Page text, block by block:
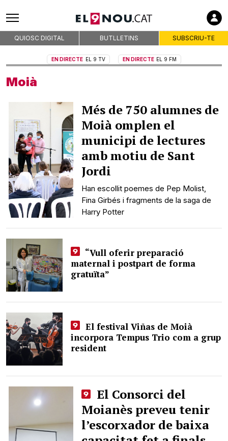
QUIOSC DIGITAL BUTLLETINS SUBSCRIU-TE
EN DIRECTE EL 9 TV EN DIRECTE EL 9 FM
Moià
Més de 750 alumnes de
Moià omplen el
municipi de lectures
amb motiu de Sant
Jordi
Han escollit poemes de Pep Molist,
Fina Girbés i fragments de la saga de
Harry Potter
“Vull oferir preparació
maternal i postpart de forma
gratuïta”
El festival Viñas de Moià
incorpora Tempus Trio com a grup
resident
El Consorci del
Moianès preveu tenir
l’escorxador de baixa